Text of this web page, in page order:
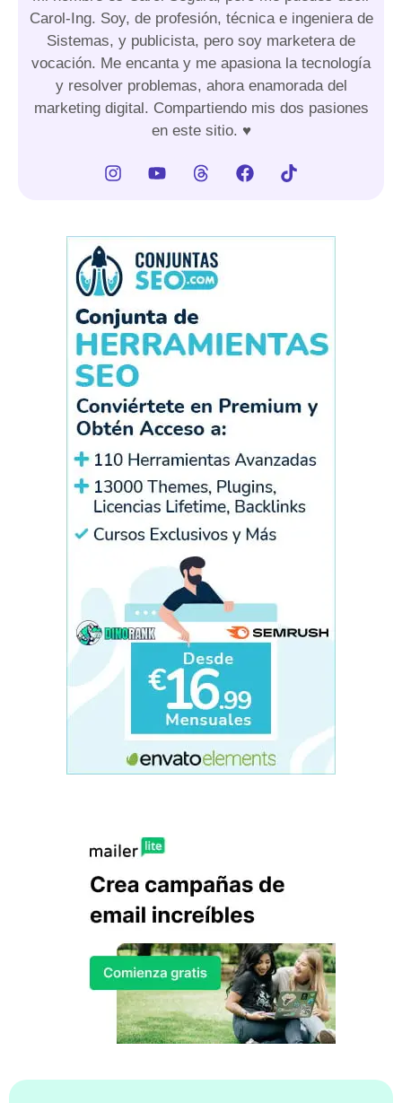
Carol-Ing. Soy, de profesión, técnica e ingeniera de
Sistemas, y publicista, pero soy marketera de
vocación. Me encanta y me apasiona la tecnología
y resolver problemas, ahora enamorada del
marketing digital. Compartiendo mis dos pasiones
en este sitio. ♥